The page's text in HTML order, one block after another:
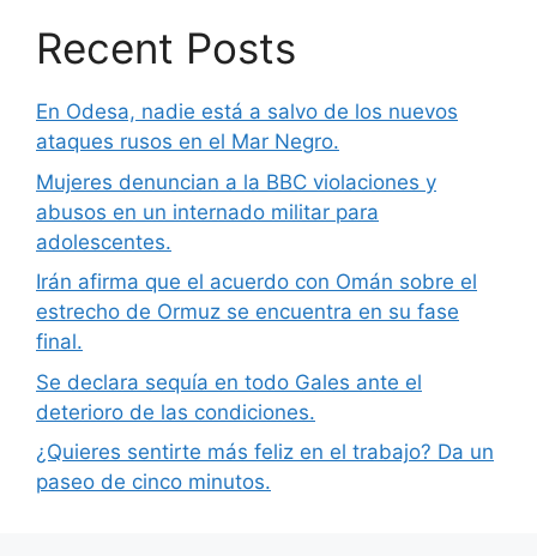
Recent Posts
En Odesa, nadie está a salvo de los nuevos
ataques rusos en el Mar Negro.
Mujeres denuncian a la BBC violaciones y
abusos en un internado militar para
adolescentes.
Irán afirma que el acuerdo con Omán sobre el
estrecho de Ormuz se encuentra en su fase
final.
Se declara sequía en todo Gales ante el
deterioro de las condiciones.
¿Quieres sentirte más feliz en el trabajo? Da un
paseo de cinco minutos.